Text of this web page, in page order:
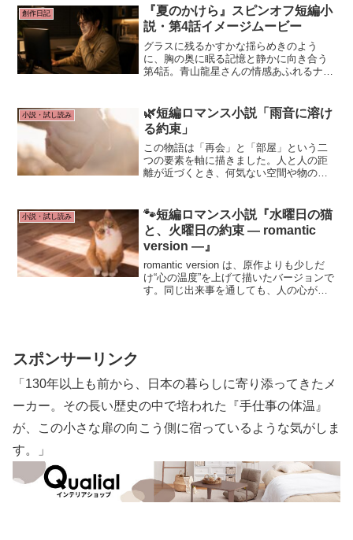
新装版の第2弾として、記憶を旅する短編
集です。
創作日記
『夏のかけら』スピンオフ短編小
説・第4話イメージムービー
グラスに残るかすかな揺らめきのよう
に、胸の奥に眠る記憶と静かに向き合う
第4話。青山龍星さんの情感あふれるナレ
いよいよ終盤へ。二人の関係とリフォー
ムの行方に、引き続きご注目ください！
小説・試し読み
🌿短編ロマンス小説「雨音に溶け
る約束」
この物語は「再会」と「部屋」という二
つの要素を軸に描きました。人と人の距
離が近づくとき、何気ない空間や物の存
心そのものを映す空間。そこに澪が訪れ
ることは、彼の想いが誰かと共有される
瞬間を象徴しています。
小説・試し読み
🐾短編ロマンス小説『水曜日の猫
と、火曜日の約束 ― romantic
version ―』
romantic version は、原作よりも少しだ
け“心の温度”を上げて描いたバージョンで
す。同じ出来事を通しても、人の心が近
スポンサーリンク
「130年以上も前から、日本の暮らしに寄り添ってきたメ
ーカー。その長い歴史の中で培われた『手仕事の体温』
が、この小さな扉の向こう側に宿っているような気がしま
す。」